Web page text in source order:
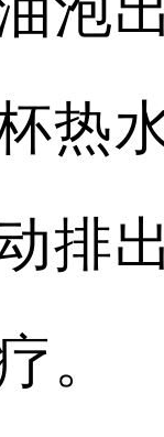
热
排
。